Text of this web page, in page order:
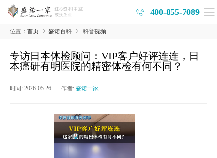
400-855-7089
位置： 首页 盛诺百科 科普视频
专访日本体检顾问：VIP客户好评连连，日
本癌研有明医院的精密体检有何不同？
时间: 2026-05-26 作者: 盛诺一家